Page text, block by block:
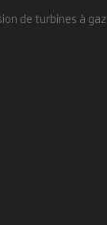
de turbines à gaz